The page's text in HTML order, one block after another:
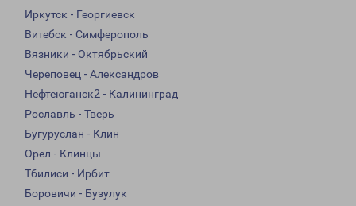
Иркутск - Георгиевск
Витебск - Симферополь
Вязники - Октябрьский
Череповец - Александров
Нефтеюганск2 - Калининград
Рославль - Тверь
Бугуруслан - Клин
Орел - Клинцы
Тбилиси - Ирбит
Боровичи - Бузулук